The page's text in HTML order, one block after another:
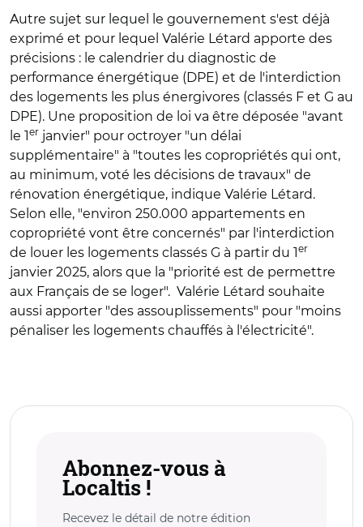
Autre sujet sur lequel le gouvernement s'est déjà
exprimé et pour lequel Valérie Létard apporte des
précisions : le calendrier du diagnostic de
performance énergétique (DPE) et de l'interdiction
des logements les plus énergivores (classés F et G au
DPE). Une proposition de loi va être déposée "avant
le 1er janvier" pour octroyer "un délai
supplémentaire" à "toutes les copropriétés qui ont,
au minimum, voté les décisions de travaux" de
rénovation énergétique, indique Valérie Létard.
Selon elle, "environ 250.000 appartements en
copropriété vont être concernés" par l'interdiction
de louer les logements classés G à partir du 1er
janvier 2025, alors que la "priorité est de permettre
aux Français de se loger". Valérie Létard souhaite
aussi apporter "des assouplissements" pour "moins
pénaliser les logements chauffés à l'électricité".
Abonnez-vous à
Localtis !
Recevez le détail de notre édition